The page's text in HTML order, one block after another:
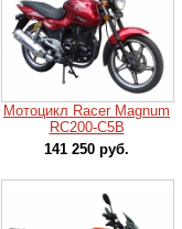
Мотоцикл Racer Magnum
RC200-C5B
141 250 руб.